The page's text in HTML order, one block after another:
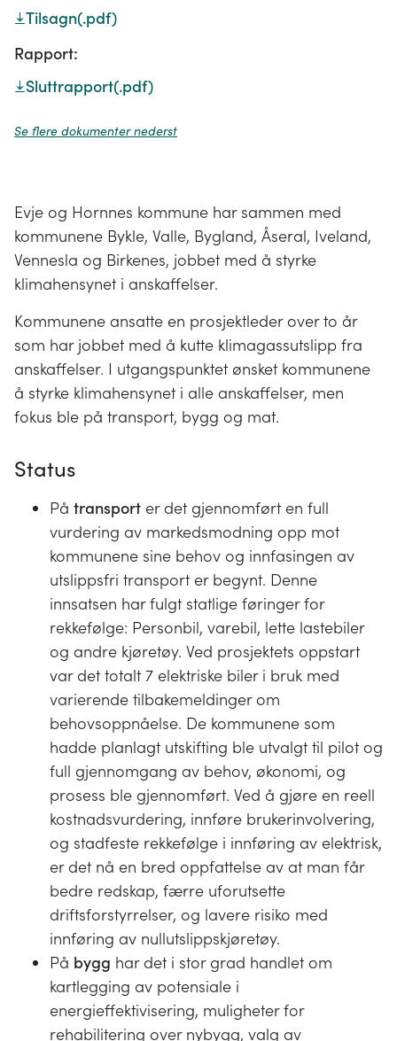
Tilsagn(.pdf)
Rapport:
Sluttrapport(.pdf)
Se flere dokumenter nederst
Evje og Hornnes kommune har sammen med
kommunene Bykle, Valle, Bygland, Åseral, Iveland,
Vennesla og Birkenes, jobbet med å styrke
klimahensynet i anskaffelser.
Kommunene ansatte en prosjektleder over to år
som har jobbet med å kutte klimagassutslipp fra
anskaffelser. I utgangspunktet ønsket kommunene
å styrke klimahensynet i alle anskaffelser, men
fokus ble på transport, bygg og mat.
Status
På transport er det gjennomført en full
vurdering av markedsmodning opp mot
kommunene sine behov og innfasingen av
utslippsfri transport er begynt. Denne
innsatsen har fulgt statlige føringer for
rekkefølge: Personbil, varebil, lette lastebiler
og andre kjøretøy. Ved prosjektets oppstart
var det totalt 7 elektriske biler i bruk med
varierende tilbakemeldinger om
behovsoppnåelse. De kommunene som
hadde planlagt utskifting ble utvalgt til pilot og
full gjennomgang av behov, økonomi, og
prosess ble gjennomført. Ved å gjøre en reell
kostnadsvurdering, innføre brukerinvolvering,
og stadfeste rekkefølge i innføring av elektrisk,
er det nå en bred oppfattelse av at man får
bedre redskap, færre uforutsette
driftsforstyrrelser, og lavere risiko med
innføring av nullutslippskjøretøy.
På bygg har det i stor grad handlet om
kartlegging av potensiale i
energieffektivisering, muligheter for
rehabilitering over nybygg, valg av